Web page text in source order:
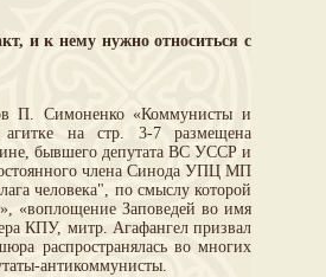
и к нему нужно относиться с
П. Симоненко «Коммунисты и
на стр. 3-7 размещена
бывшего депутата ВС УССР и
члена Синода УПЦ МП
человека", по смыслу которой
«воплощение Заповедей во имя
КПУ, митр. Агафангел призвал
распространялась во многих
антикоммунисты.